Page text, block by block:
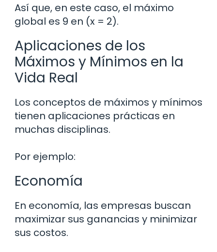
Así que, en este caso, el máximo
global es 9 en (x = 2).
Aplicaciones de los
Máximos y Mínimos en la
Vida Real
Los conceptos de máximos y mínimos
tienen aplicaciones prácticas en
muchas disciplinas.
Por ejemplo:
Economía
En economía, las empresas buscan
maximizar sus ganancias y minimizar
sus costos.